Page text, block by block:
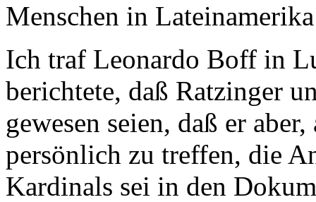
Menschen in
Ich traf Leonardo Boff in
berichtete, daß Ratzinger
gewesen seien, daß er
persönlich zu treffen, die
Kardinals sei in den